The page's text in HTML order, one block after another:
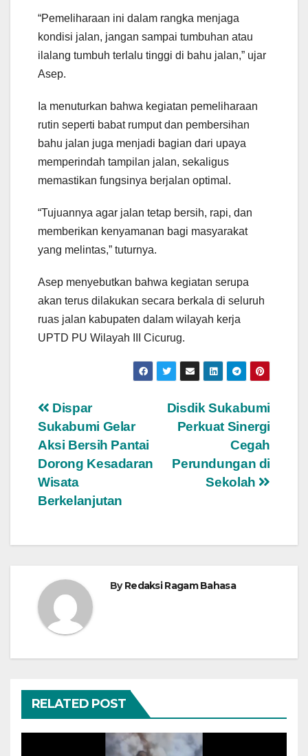
“Pemeliharaan ini dalam rangka menjaga
kondisi jalan, jangan sampai tumbuhan atau
ilalang tumbuh terlalu tinggi di bahu jalan,” ujar
Asep.
Ia menuturkan bahwa kegiatan pemeliharaan
rutin seperti babat rumput dan pembersihan
bahu jalan juga menjadi bagian dari upaya
memperindah tampilan jalan, sekaligus
memastikan fungsinya berjalan optimal.
“Tujuannya agar jalan tetap bersih, rapi, dan
memberikan kenyamanan bagi masyarakat
yang melintas,” tuturnya.
Asep menyebutkan bahwa kegiatan serupa
akan terus dilakukan secara berkala di seluruh
ruas jalan kabupaten dalam wilayah kerja
UPTD PU Wilayah III Cicurug.
Navigasi
pos
Disdik Sukabumi
Perkuat Sinergi
Cegah
Perundungan di
Sekolah
Dispar
Sukabumi Gelar
Aksi Bersih Pantai
Dorong Kesadaran
Wisata
Berkelanjutan
ByRedaksi Ragam Bahasa
RELATED POST